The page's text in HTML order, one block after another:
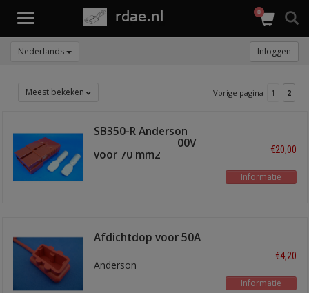
Toggle
0
Nederlands Inloggen
Meest bekeken Vorige pagina 1 2
SB350-R Anderson
stekker 350A - 600V
voor 70 mm2
€20,00
Informatie
Afdichtdop voor 50A
Anderson
€4,20
Informatie